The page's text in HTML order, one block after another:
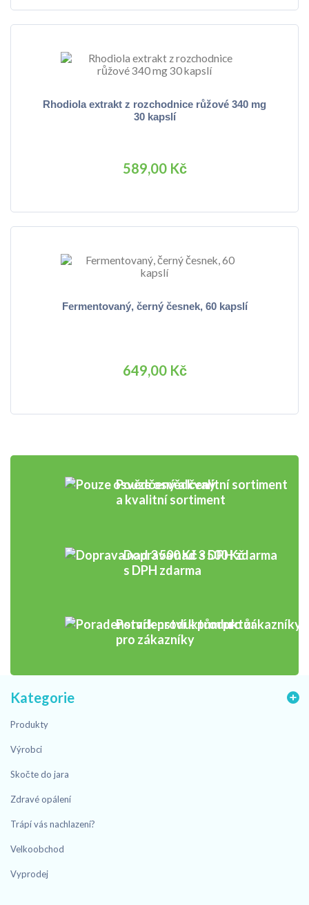
Rhodiola extrakt z rozchodnice růžové 340 mg
30 kapslí
589,00 Kč
Fermentovaný, černý česnek, 60 kapslí
649,00 Kč
Pouze osvědčený
a kvalitní sortiment
Doprava nad 3 500 Kč
s DPH zdarma
Poradenství k produktům
pro zákazníky
Kategorie
Produkty
Výrobci
Skočte do jara
Zdravé opálení
Trápí vás nachlazení?
Velkoobchod
Vyprodej